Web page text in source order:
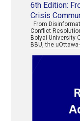
6th Edition:
Crisis
From
Conflict
Bolyai University
BBU, the